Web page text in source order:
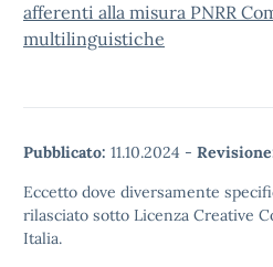
afferenti alla misura PNRR
multilinguistiche
Pubblicato: 11.10.2024 -
Eccetto dove diversamente
rilasciato sotto Licenza Creative
Italia.